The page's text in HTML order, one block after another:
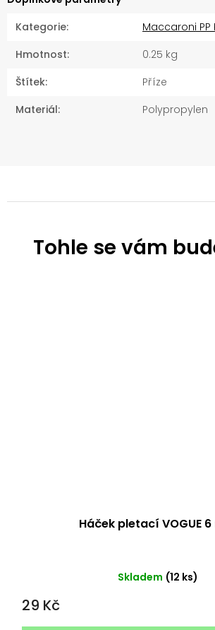
Háček pletací VOGUE
Skladem (12 ks)
29 Kč
Kategorie:
Maccaroni
Hmotnost:
0.25 kg
Štítek:
Příze
Materiál: Polypropylen